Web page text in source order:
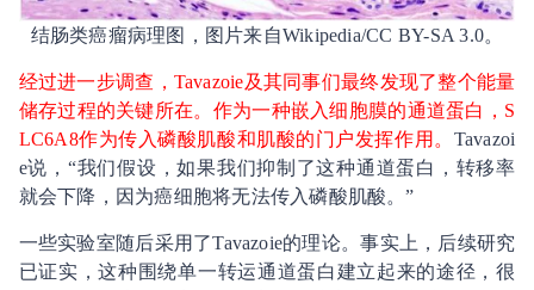
结肠类癌瘤病理图，图片来自Wikipedia/CC BY-SA 3.0。
经过进一步调查，Tavazoie及其同事们最终发现了整个能量
储存过程的关键所在。作为一种嵌入细胞膜的通道蛋白，S
LC6A8作为传入磷酸肌酸和肌酸的门户发挥作用。 Tavazoi
e说，“我们假设，如果我们抑制了这种通道蛋白，转移率
就会下降，因为癌细胞将无法传入磷酸肌酸。”
一些实验室随后采用了Tavazoie的理论。事实上，后续研究
已证实，这种围绕单一转运通道蛋白建立起来的途径，很